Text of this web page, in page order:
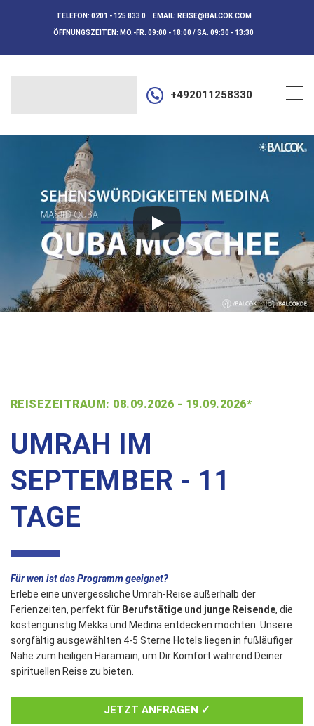
TELEFON: 0201 - 125 833 0 EMAIL: REISE@BALCOK.COM
ÖFFNUNGSZEITEN: MO.-FR. 09:00 - 18:00 / SA. 09:30 - 13:30
+492011258330
REISEZEITRAUM: 08.09.2026 - 19.09.2026*
UMRAH IM
SEPTEMBER - 11
TAGE
Für wen ist das Programm geeignet?
Erlebe eine unvergessliche Umrah-Reise außerhalb der
Ferienzeiten, perfekt für Berufstätige und junge Reisende, die
kostengünstig Mekka und Medina entdecken möchten. Unsere
sorgfältig ausgewählten 4-5 Sterne Hotels liegen in fußläufiger
Nähe zum heiligen Haramain, um Dir Komfort während Deiner
spirituellen Reise zu bieten.
JETZT ANFRAGEN ✓